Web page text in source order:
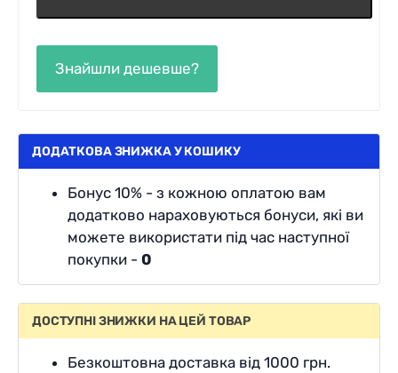
ДОДАТКОВА ЗНИЖКА У КОШИКУ
Бонус 10% - з кожною оплатою вам
додатково нараховуються бонуси, які ви
можете використати під час наступної
покупки - 0
ДОСТУПНІ ЗНИЖКИ НА ЦЕЙ ТОВАР
Безкоштовна доставка від 1000 грн.